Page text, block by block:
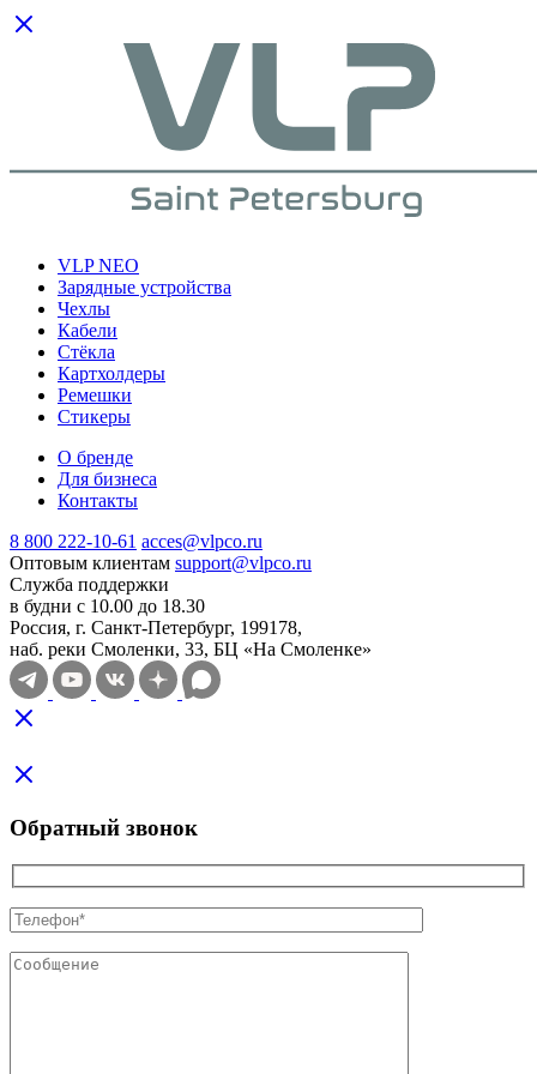
VLP NEO
Зарядные устройства
Чехлы
Кабели
Cтёкла
Картхолдеры
Ремешки
Стикеры
О бренде
Для бизнеса
Контакты
8 800 222-10-61 acces@vlpco.ru
Оптовым клиентам support@vlpco.ru
Служба поддержки
в будни с 10.00 до 18.30
Россия, г. Санкт-Петербург, 199178,
наб. реки Смоленки, 33, БЦ «На Смоленке»
Обратный звонок